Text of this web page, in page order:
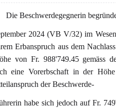
Die Beschwerdegegnerin
2024 (VB V/32) im
Erbanspruch aus dem
von Fr. 988'749.45 gemäss
eine Vorerbschaft in der
der Beschwerde-
habe sich jedoch auf Fr.